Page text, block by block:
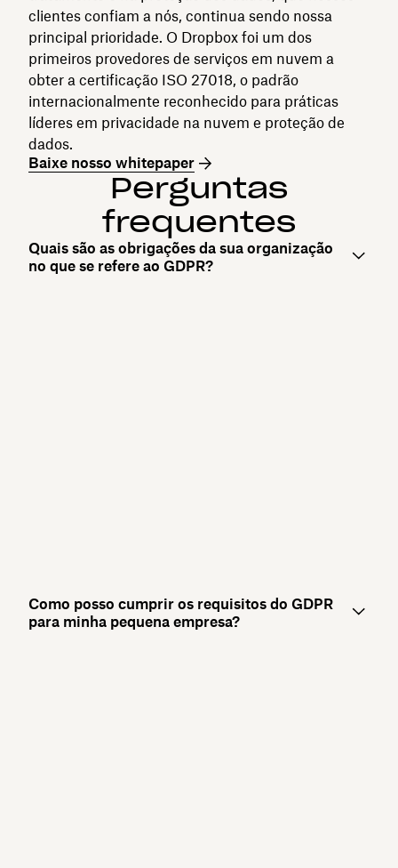
clientes confiam a nós, continua sendo nossa
principal prioridade. O Dropbox foi um dos
primeiros provedores de serviços em nuvem a
obter a certificação ISO 27018, o padrão
internacionalmente reconhecido para práticas
líderes em privacidade na nuvem e proteção de
dados.
Baixe nosso whitepaper
Perguntas
frequentes
Quais são as obrigações da sua organização
no que se refere ao GDPR?
Como posso cumprir os requisitos do GDPR
para minha pequena empresa?